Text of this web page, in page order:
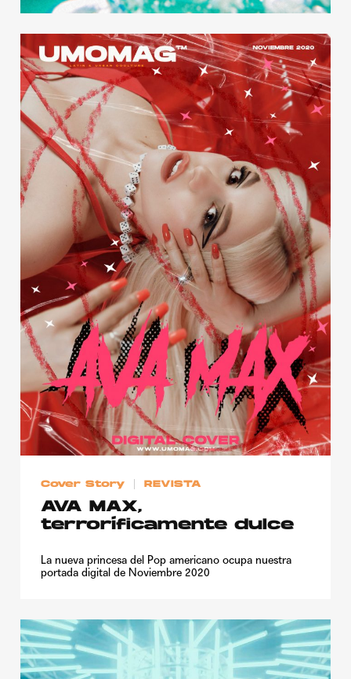
Cover Story REVISTA
AVA MAX,
terroríficamente dulce
La nueva princesa del Pop americano ocupa nuestra
portada digital de Noviembre 2020